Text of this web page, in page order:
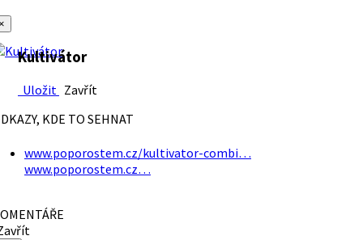
Kultivátor
Uložit Zavřít
KDE TO SEHNAT
www.poporostem.cz/kultivator-combi…
www.poporostem.cz…